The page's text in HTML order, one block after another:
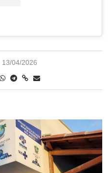
13/04/2026